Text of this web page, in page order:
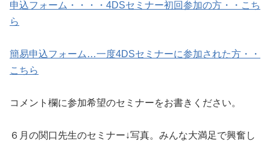
申込フォーム・・・・4DSセミナー初回参加の方・・こち
ら
簡易申込フォーム…一度4DSセミナーに参加された方・・
こちら
コメント欄に参加希望のセミナーをお書きください。
６月の関口先生のセミナー↓写真。みんな大満足で興奮し